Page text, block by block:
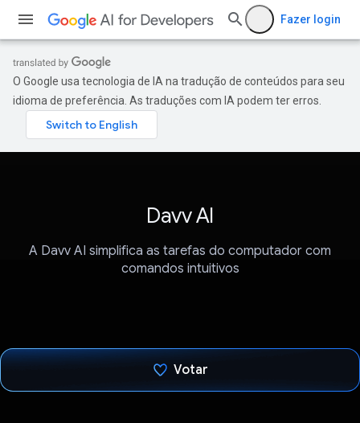
Fazer login
O Google usa tecnologia de IA na tradução de conteúdos para seu
idioma de preferência. As traduções com IA podem ter erros.
Davv AI
A Davv AI simplifica as tarefas do computador com
comandos intuitivos
Votar